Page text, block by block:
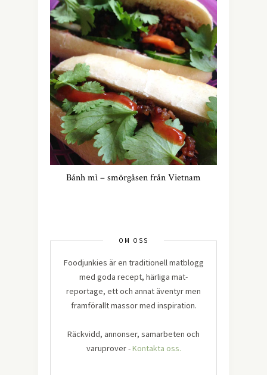
Bánh mì – smörgåsen från Vietnam
OM OSS
Foodjunkies är en traditionell matblogg
med goda recept, härliga mat-
reportage, ett och annat äventyr men
framförallt massor med inspiration.
Räckvidd, annonser, samarbeten och
varuprover -Kontakta oss.